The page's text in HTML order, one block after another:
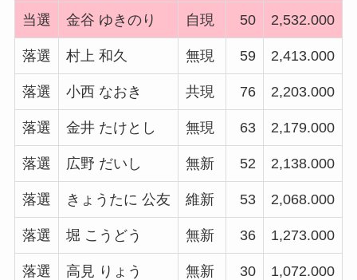
当選 金谷 ゆきのり 自現 50 2,532.000
落選 村上 和久 無現 59 2,413.000
落選 小西 なおき 共現 76 2,203.000
落選 金井 たけとし 無現 63 2,179.000
落選 広野 だいし 無新 52 2,138.000
落選 きょうたに 公友 維新 53 2,068.000
落選 堀 こうどう 無新 36 1,273.000
落選 高見 りょう 無新 30 1,072.000